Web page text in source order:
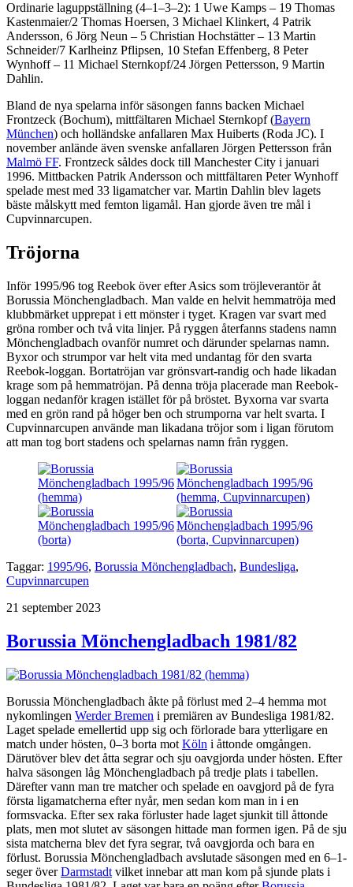
Ordinarie laguppställning (4–1–3–2): 1 Uwe Kamps – 19 Thomas
Kastenmaier/2 Thomas Hoersen, 3 Michael Klinkert, 4 Patrik
Andersson, 6 Jörg Neun – 5 Christian Hochstätter – 13 Martin
Schneider/7 Karlheinz Pflipsen, 10 Stefan Effenberg, 8 Peter
Wynhoff – 11 Michael Sternkopf/24 Jörgen Pettersson, 9 Martin
Dahlin.
Bland de nya spelarna inför säsongen fanns backen Michael
Frontzeck (Bochum), mittfältaren Michael Sternkopf (Bayern
München) och holländske anfallaren Max Huiberts (Roda JC). I
november anlände även svenske anfallaren Jörgen Pettersson från
Malmö FF. Frontzeck såldes dock till Manchester City i januari
1996. Mittbacken Patrik Andersson och mittfältaren Peter Wynhoff
spelade mest med 33 ligamatcher var. Martin Dahlin blev lagets
bäste målskytt med femton ligamål. Han gjorde även tre mål i
Cupvinnarcupen.
Tröjorna
Inför 1995/96 tog Reebok över efter Asics som tröjleverantör åt
Borussia Mönchengladbach. Man valde en helvit hemmatröja med
klubbmärket upprepat i ett mönster i tyget. Kragen var svart med
gröna romber och två vita linjer. På ryggen återfanns stadens namn
Mönchengladbach ovanför numret och därunder spelarnas namn.
Byxor och strumpor var helt vita med undantag för den svarta
Reebok-loggan. Bortatröjan var grönsvart-randig och hade likadan
krage som på hemmatröjan. På denna tröja placerade man Reebok-
loggan nedanför kragen istället för på bröstet. Byxorna var svarta
med en grön rand på höger ben och strumporna var helt svarta. I
Cupvinnarcupen använde man likadana tröjor som i ligan förutom
att man tog bort stadens och spelarnas namn från ryggen.
Taggar: 1995/96, Borussia Mönchengladbach, Bundesliga,
Cupvinnarcupen
Publicerat
21 september 2023
Borussia Mönchengladbach 1981/82
Borussia Mönchengladbach åkte på förlust med 2–4 hemma mot
nykomlingen Werder Bremen i premiären av Bundesliga 1981/82.
Laget spelade emellertid upp sig och förlorade bara ytterligare en
match under hösten, 0–3 borta mot Köln i åttonde omgången.
Därutöver blev det åtta segrar och sju oavgjorda under hösten. Efter
halva säsongen låg Mönchengladbach på tredje plats i tabellen.
Därefter vann man tre matcher och spelade en oavgjord på de fyra
första ligamatcherna efter nyår, men sedan kom man in i en
formsvacka. Efter sex raka förluster hade laget sjunkit till åttonde
plats, men mot slutet av säsongen hittade man formen igen. På de sju
sista matcherna blev det fyra segrar, två oavgjorda och bara en
förlust. Borussia Mönchengladbach avslutade säsongen med en 6–1-
seger överDarmstadt vilket innebar att man kom på sjunde plats i